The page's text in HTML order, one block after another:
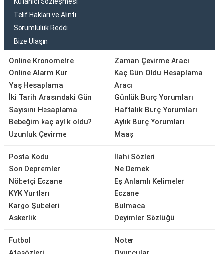
Telif Hakları ve Alıntı
Sorumluluk Reddi
Bize Ulaşın
Online Kronometre
Online Alarm Kur
Yaş Hesaplama
İki Tarih Arasındaki Gün
Sayısını Hesaplama
Bebeğim kaç aylık oldu?
Uzunluk Çevirme
Zaman Çevirme Aracı
Kaç Gün Oldu Hesaplama
Aracı
Günlük Burç Yorumları
Haftalık Burç Yorumları
Aylık Burç Yorumları
Maaş
Posta Kodu
Son Depremler
Nöbetçi Eczane
KYK Yurtları
Kargo Şubeleri
Askerlik
İlahi Sözleri
Ne Demek
Eş Anlamlı Kelimeler
Eczane
Bulmaca
Deyimler Sözlüğü
Futbol
Noter